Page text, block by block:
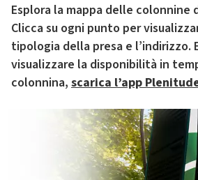
Esplora la mappa delle colonnine
Clicca su ogni punto per
tipologia della presa e l’indirizzo.
visualizzare la disponibilità in
colonnina, scarica l’app